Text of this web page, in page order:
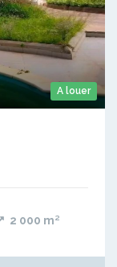
A louer
2 000 m²